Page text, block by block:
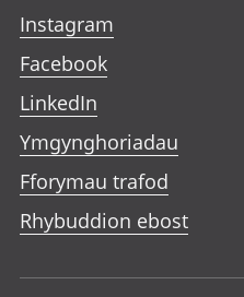
Instagram
Facebook
LinkedIn
Ymgynghoriadau
Fforymau trafod
Rhybuddion ebost